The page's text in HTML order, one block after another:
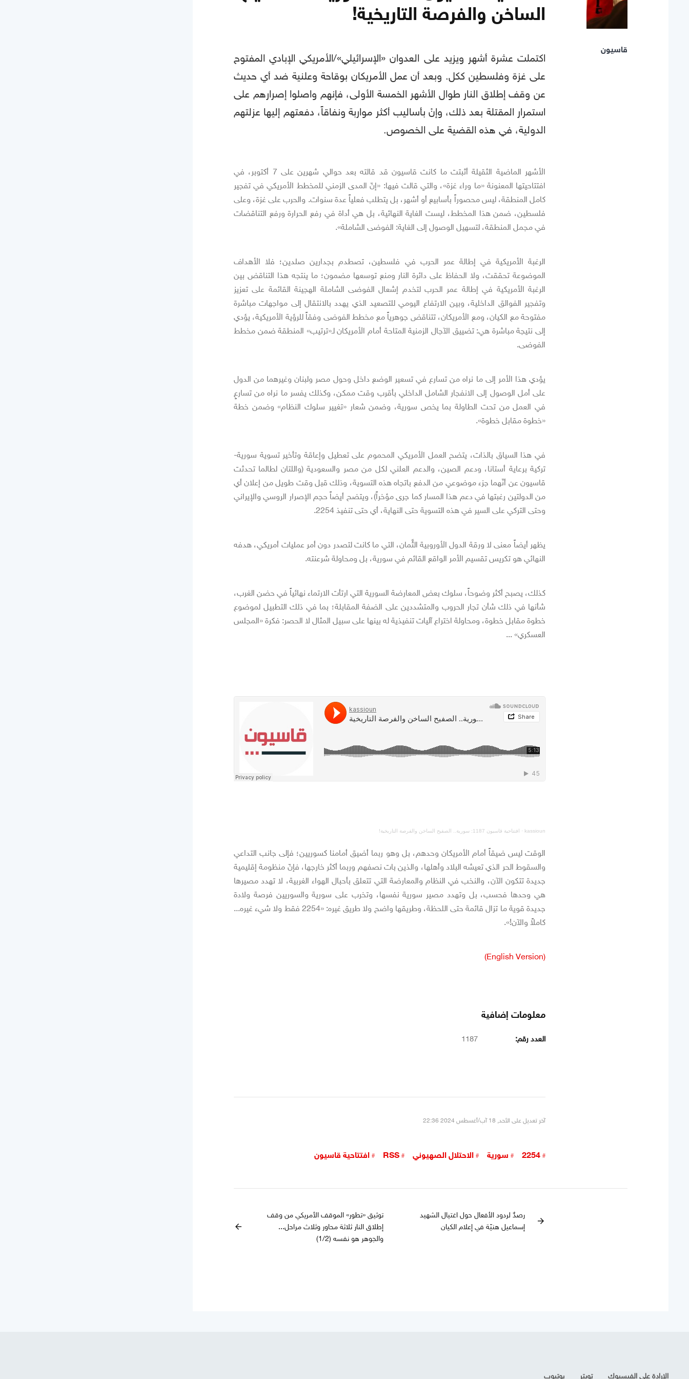
قاسيون
الساخن والفرصة التاريخية!
اكتملت عشرة أشهر ويزيد على العدوان «الإسرائيلي»/الأمريكي الإبادي المفتوح
على غزة وفلسطين ككل. وبعد أن عمل الأمريكان بوقاحة وعلنية ضد أي حديث
عن وقف إطلاق النار طوال الأشهر الخمسة الأولى، فإنهم واصلوا إصرارهم على
استمرار المقتلة بعد ذلك، وإنْ بأساليب أكثر مواربة ونفاقاً، دفعتهم إليها عزلتهم
الدولية، في هذه القضية على الخصوص.
الأشهر الماضية الثقيلة أثبتت ما كانت قاسيون قد قالته بعد حوالي شهرين على 7 أكتوبر، في
افتتاحيتها المعنونة «ما وراء غزة»، والتي قالت فيها: «إنّ المدى الزمني للمخطط الأمريكي في تفجير
كامل المنطقة، ليس محصوراً بأسابيع أو أشهر، بل يتطلب فعلياً عدة سنوات. والحرب على غزة، وعلى
فلسطين، ضمن هذا المخطط، ليست الغاية النهائية، بل هي أداة في رفع الحرارة ورفع التناقضات
في مجمل المنطقة، لتسهيل الوصول إلى الغاية: الفوضى الشاملة».
الرغبة الأمريكية في إطالة عمر الحرب في فلسطين، تصطدم بجدارين صلدين؛ فلا الأهداف
الموضوعة تحققت، ولا الحفاظ على دائرة النار ومنع توسعها مضمون؛ ما ينتجه هذا التناقض بين
الرغبة الأمريكية في إطالة عمر الحرب لتخدم إشعال الفوضى الشاملة الهجينة القائمة على تعزيز
وتفجير الفوالق الداخلية، وبين الارتفاع اليومي للتصعيد الذي يهدد بالانتقال إلى مواجهات مباشرة
مفتوحة مع الكيان، ومع الأمريكان، تتناقض جوهرياً مع مخطط الفوضى وفقاً للرؤية الأمريكية، يؤدي
إلى نتيجة مباشرة هي: تضييق الآجال الزمنية المتاحة أمام الأمريكان لـ«ترتيب» المنطقة ضمن مخطط
الفوضى.
يؤدي هذا الأمر إلى ما نراه من تسارع في تسعير الوضع داخل وحول مصر ولبنان وغيرهما من الدول
على أمل الوصول إلى الانفجار الشامل الداخلي بأقرب وقت ممكن، وكذلك يفسر ما نراه من تسارعٍ
في العمل من تحت الطاولة بما يخص سورية، وضمن شعار «تغيير سلوك النظام» وضمن خطة
«خطوة مقابل خطوة».
في هذا السياق بالذات، يتضح العمل الأمريكي المحموم على تعطيل وإعاقة وتأخير تسوية سورية-
تركية برعاية أستانا، ودعم الصين، والدعم العلني لكل من مصر والسعودية (واللتان لطالما تحدثت
قاسيون عن أنّهما جزء موضوعي من الدفع باتجاه هذه التسوية، وذلك قبل وقت طويل من إعلان أي
من الدولتين رغبتها في دعم هذا المسار كما جرى مؤخراً)، ويتضح أيضاً حجم الإصرار الروسي والإيراني
وحتى التركي على السير في هذه التسوية حتى النهاية، أي حتى تنفيذ 2254.
يظهر أيضاً معنى لا ورقة الدول الأوروبية الثَّمان، التي ما كانت لتصدر دون أمر عمليات أمريكي، هدفه
النهائي هو تكريس تقسيم الأمر الواقع القائم في سورية، بل ومحاولة شرعنته.
كذلك، يصبح أكثر وضوحاً، سلوك بعض المعارضة السورية التي ارتأت الارتماء نهائياً في حضن الغرب،
شأنها في ذلك شأن تجار الحروب والمتشددين على الضفة المقابلة؛ بما في ذلك التطبيل لموضوع
خطوة مقابل خطوة، ومحاولة اختراع آليات تنفيذية له بينها على سبيل المثال لا الحصر: فكرة «المجلس
العسكري» ...
kassioun
· افتتاحية قاسيون 1187: سورية.. الصفيح الساخن والفرصة التاريخية!
الوقت ليس ضيقاً أمام الأمريكان وحدهم، بل وهو ربما أضيق أمامنا كسوريين؛ فإلى جانب التداعي
والسقوط الحر الذي تعيشه البلاد وأهلها، والذين بات نصفهم وربما أكثر خارجها، فإنّ منظومة إقليمية
جديدة تتكون الآن، والنخب في النظام والمعارضة التي تتعلق بأحبال الهواء الغربية، لا تهدد مصيرها
هي وحدها فحسب، بل وتهدد مصير سورية نفسها، وتخرب على سورية والسوريين فرصة ولادة
جديدة قوية ما تزال قائمة حتى اللحظة، وطريقها واضح ولا طريق غيره: «2254 فقط ولا شيء غيره...
كاملاً والآن!».
(English Version)
معلومات إضافية
العدد رقم: 1187
آخر تعديل على الأحد, 18 آب/أغسطس 2024 22:36
2254 سورية الاحتلال الصهيوني RSS افتتاحية قاسيون
arrow_forward
رصدٌ لردود الأفعال حول اغتيال الشهيد
إسماعيل هنيّة في إعلام الكيان
توثيق «تطور» الموقف الأمريكي من وقف
إطلاق النار ثلاثة محاور وثلاث مراحل...
والجوهر هو نفسه (1/2)
arrow_back
الإرادة على الفيسبوك تويتر يوتيوب